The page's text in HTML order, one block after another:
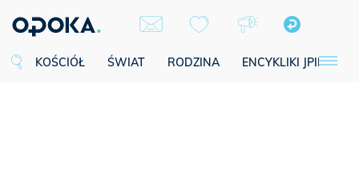
KOŚCIÓŁ ŚWIAT RODZINA ENCYKLIKI JPII